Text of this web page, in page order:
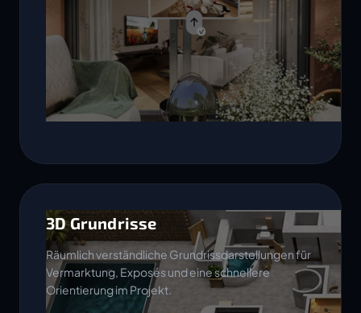
3D Grundrisse
Räumlich verständliche Grundrissdarstellungen für
Vermarktung, Exposés und eine schnellere
Orientierung im Projekt.